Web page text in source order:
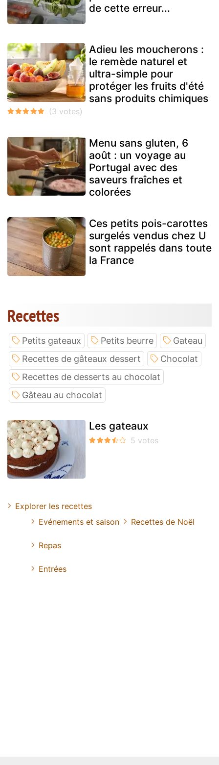
de cette erreur...
Adieu les moucherons :
le remède naturel et
ultra-simple pour
protéger les fruits d'été
sans produits chimiques
Menu sans gluten, 6
août : un voyage au
Portugal avec des
saveurs fraîches et
colorées
Ces petits pois-carottes
surgelés vendus chez U
sont rappelés dans toute
la France
Recettes
Petits gateaux Petits beurre
Gateau
Recettes de gâteaux dessert
Chocolat
Recettes de desserts au chocolat
Gâteau au chocolat
Les gateaux
Explorer les recettes
Evénements et saison
Recettes de Noël
Repas
Entrées